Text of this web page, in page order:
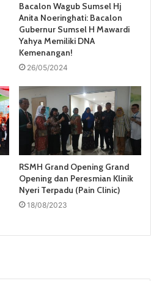
Bacalon Wagub Sumsel Hj
Anita Noeringhati: Bacalon
Gubernur Sumsel H Mawardi
Yahya Memiliki DNA
Kemenangan!
26/05/2024
RSMH Grand Opening Grand
Opening dan Peresmian Klinik
Nyeri Terpadu (Pain Clinic)
18/08/2023